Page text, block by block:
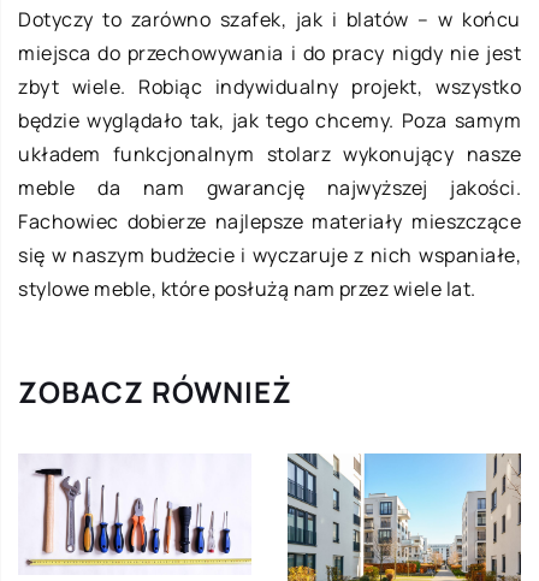
Dotyczy to zarówno szafek, jak i blatów – w końcu
miejsca do przechowywania i do pracy nigdy nie jest
zbyt wiele. Robiąc indywidualny projekt, wszystko
będzie wyglądało tak, jak tego chcemy. Poza samym
układem funkcjonalnym stolarz wykonujący nasze
meble da nam gwarancję najwyższej jakości.
Fachowiec dobierze najlepsze materiały mieszczące
się w naszym budżecie i wyczaruje z nich wspaniałe,
stylowe meble, które posłużą nam przez wiele lat.
ZOBACZ RÓWNIEŻ